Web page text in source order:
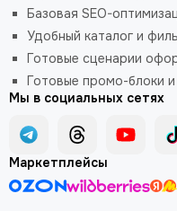
Базовая SEO-
Удобный каталог и
Готовые сценарии
Готовые промо-блоки
Мы в социальных сетях
Маркетплейсы